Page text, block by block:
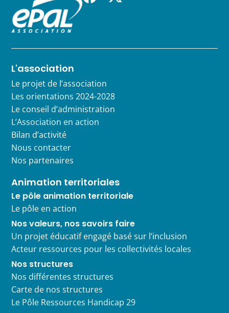
L'association
Le projet de l’association
Les orientations 2024-2028
Le conseil d’administration
L’Association en action
Bilan d’activité
Nous contacter
Nos partenaires
Animation territoriales
Le pôle animation territoriale
Le pôle en action
Nos valeurs, nos savoirs faire
Un projet éducatif engagé basé sur l’inclusion
Acteur ressources pour les collectivités locales
Nos structures
Nos différentes structures
Carte de nos structures
Le Pôle Ressources Handicap 29